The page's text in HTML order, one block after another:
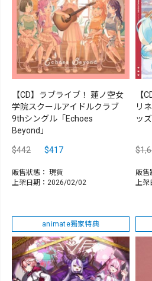
【CD】ラブライブ！ 蓮ノ空女
学院スクールアイドルクラブ
9thシングル「Echoes
Beyond」
$442 $417
販售狀態： 現貨
上架日期：2026/02/02
【
リ
ッ
販售
上架
animate獨家特典